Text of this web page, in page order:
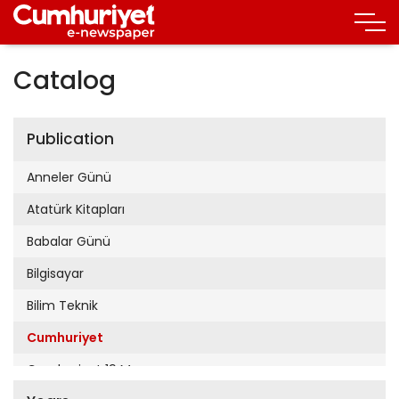
Catalog
Publication
Anneler Günü
Atatürk Kitapları
Babalar Günü
Bilgisayar
Bilim Teknik
Cumhuriyet
Cumhuriyet 19 Mayıs